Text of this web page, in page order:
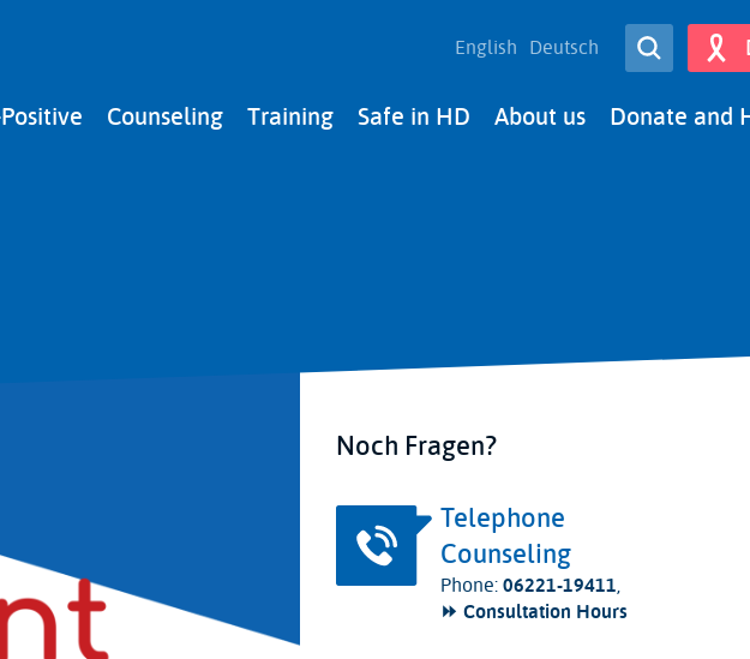
Counseling Training Safe in HD About us Donate and
English Deutsch Open
Noch Fragen?
Telephone
Counseling
Phone:06221-19411,
⏩ Consultation Hours